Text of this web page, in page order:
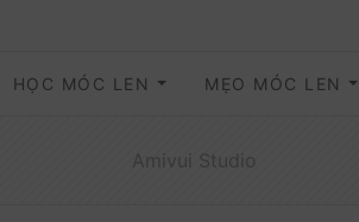
HỌC MÓC LEN MẸO MÓC LEN